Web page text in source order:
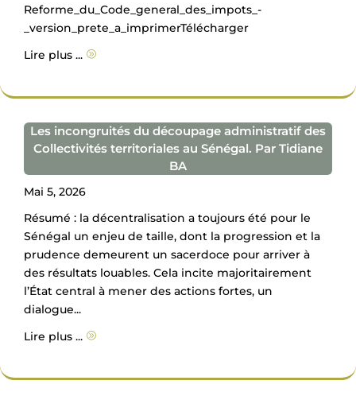
Reforme_du_Code_general_des_impots_-
_version_prete_a_imprimerTélécharger
Lire plus ... A
Les incongruités du découpage administratif des
Collectivités territoriales au Sénégal. Par Tidiane
BA
Mai 5, 2026
Résumé : la décentralisation a toujours été pour le
Sénégal un enjeu de taille, dont la progression et la
prudence demeurent un sacerdoce pour arriver à
des résultats louables. Cela incite majoritairement
l’État central à mener des actions fortes, un
dialogue...
Lire plus ... A